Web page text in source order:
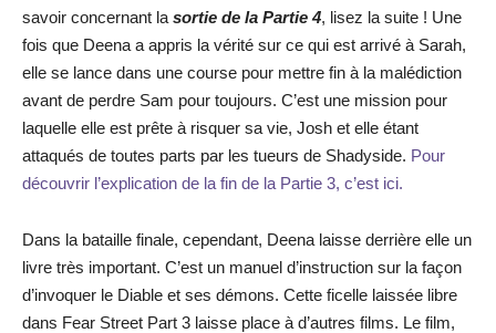
savoir concernant la sortie de la Partie 4, lisez la suite ! Une
fois que Deena a appris la vérité sur ce qui est arrivé à Sarah,
elle se lance dans une course pour mettre fin à la malédiction
avant de perdre Sam pour toujours. C’est une mission pour
laquelle elle est prête à risquer sa vie, Josh et elle étant
attaqués de toutes parts par les tueurs de Shadyside. Pour
découvrir l’explication de la fin de la Partie 3, c’est ici.
Dans la bataille finale, cependant, Deena laisse derrière elle un
livre très important. C’est un manuel d’instruction sur la façon
d’invoquer le Diable et ses démons. Cette ficelle laissée libre
dans Fear Street Part 3 laisse place à d’autres films. Le film,